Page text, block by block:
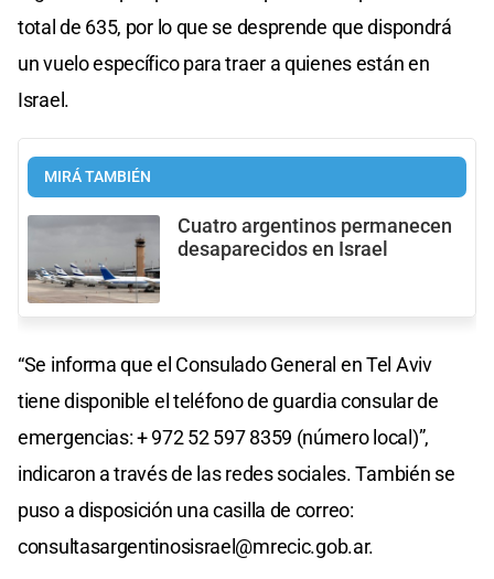
total de 635, por lo que se desprende que dispondrá
un vuelo específico para traer a quienes están en
Israel.
MIRÁ TAMBIÉN
Cuatro argentinos permanecen
desaparecidos en Israel
“Se informa que el Consulado General en Tel Aviv
tiene disponible el teléfono de guardia consular de
emergencias: + 972 52 597 8359 (número local)”,
indicaron a través de las redes sociales. También se
puso a disposición una casilla de correo:
consultasargentinosisrael@mrecic.gob.ar.